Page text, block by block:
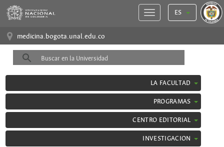
ES
medicina.bogota.unal.edu.co
LA FACULTAD
PROGRAMAS
CENTRO EDITORIAL
INVESTIGACION